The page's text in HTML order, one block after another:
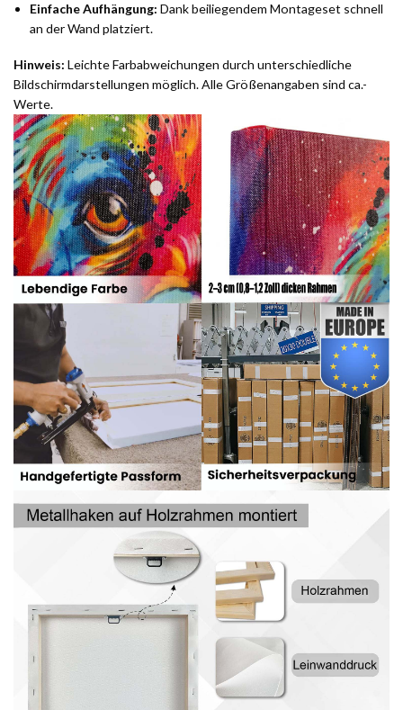
Einfache Aufhängung: Dank beiliegendem Montageset schnell
an der Wand platziert.
Hinweis: Leichte Farbabweichungen durch unterschiedliche
Bildschirmdarstellungen möglich. Alle Größenangaben sind ca.-
Werte.